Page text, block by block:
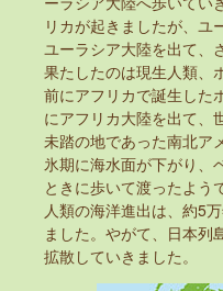
リカが起きましたが、ユ
ユーラシア大陸を出て、
果たしたのは現生人類、
前にアフリカで誕生した
にアフリカ大陸を出て、
未踏の地であった南北ア
氷期に海水面が下がり、
ときに歩いて渡ったよう
人類の海洋進出は、約5
ました。やがて、日本列
拡散していきました。